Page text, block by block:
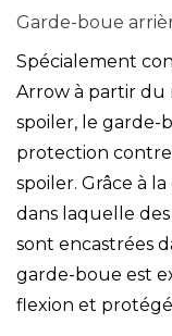
Garde-boue
Spécialement
Arrow à partir du
spoiler, le
protection contre
spoiler. Grâce à
dans laquelle
sont encastrées
garde-boue est
flexion et